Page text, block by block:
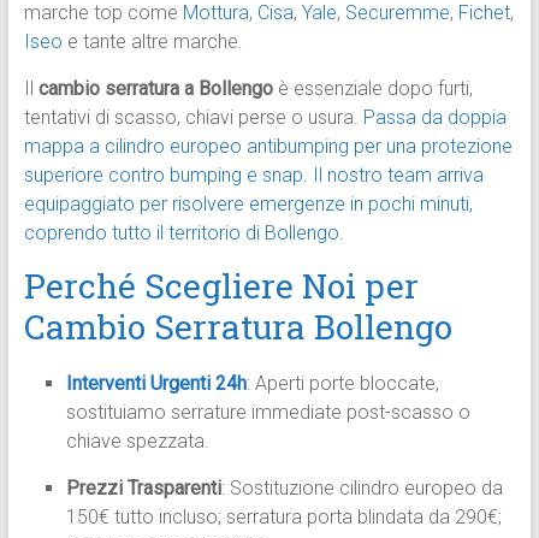
marche top come Mottura, Cisa, Yale, Securemme, Fichet,
Iseo e tante altre marche.
cambio serratura a Bollengoè essenziale dopo furti,
tentativi di scasso, chiavi perse o usura. Passa da doppia
mappa a cilindro europeo antibumping per una protezione
superiore contro bumping e snap.
Il nostro team arriva
equipaggiato per risolvere emergenze in pochi minuti,
coprendo tutto il territorio di Bollengo.
Perché Scegliere Noi per
Cambio Serratura Bollengo
Interventi Urgenti 24h: Aperti porte bloccate,
sostituiamo serrature immediate post-scasso o
chiave spezzata.
Prezzi Trasparenti: Sostituzione cilindro europeo da
150€ tutto incluso; serratura porta blindata da 290€;